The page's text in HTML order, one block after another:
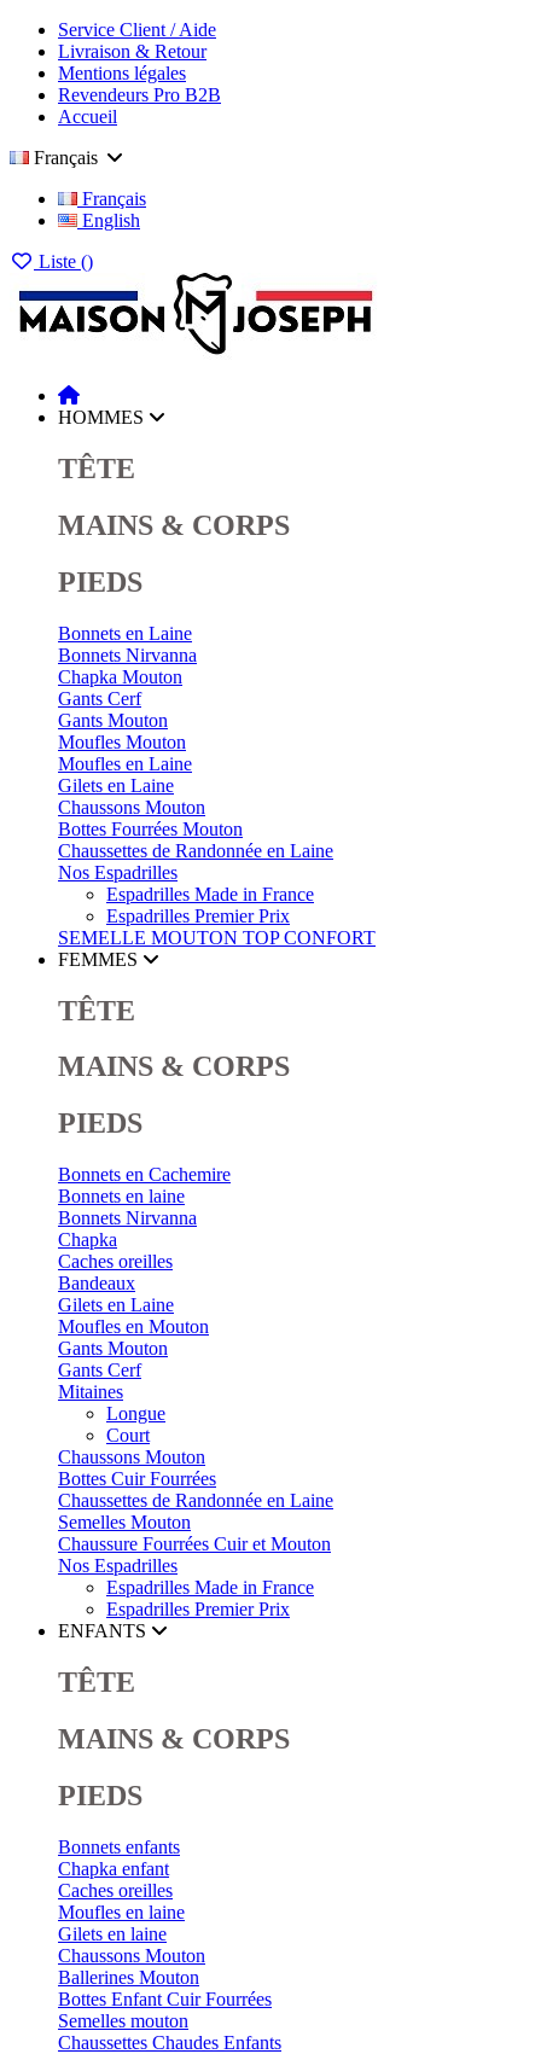
Service Client / Aide
Livraison & Retour
Mentions légales
Revendeurs Pro B2B
Accueil
Français
Français
English
Liste ()
HOMMES
TÊTE
MAINS & CORPS
PIEDS
Bonnets en Laine
Bonnets Nirvanna
Chapka Mouton
Gants Cerf
Gants Mouton
Moufles Mouton
Moufles en Laine
Gilets en Laine
Chaussons Mouton
Bottes Fourrées Mouton
Chaussettes de Randonnée en Laine
Nos Espadrilles
Espadrilles Made in France
Espadrilles Premier Prix
SEMELLE MOUTON TOP CONFORT
FEMMES
TÊTE
MAINS & CORPS
PIEDS
Bonnets en Cachemire
Bonnets en laine
Bonnets Nirvanna
Chapka
Caches oreilles
Bandeaux
Gilets en Laine
Moufles en Mouton
Gants Mouton
Gants Cerf
Mitaines
Longue
Court
Chaussons Mouton
Bottes Cuir Fourrées
Chaussettes de Randonnée en Laine
Semelles Mouton
Chaussure Fourrées Cuir et Mouton
Nos Espadrilles
Espadrilles Made in France
Espadrilles Premier Prix
ENFANTS
TÊTE
MAINS & CORPS
PIEDS
Bonnets enfants
Chapka enfant
Caches oreilles
Moufles en laine
Gilets en laine
Chaussons Mouton
Ballerines Mouton
Bottes Enfant Cuir Fourrées
Semelles mouton
Chaussettes Chaudes Enfants